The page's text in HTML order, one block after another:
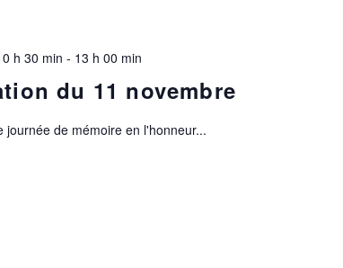
du 11 novembre
h 30 min - 13 h 00 min
journée de mémoire en l'honneur...